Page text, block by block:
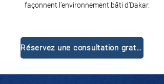
façonnent l’environnement bâti d’Dakar.
Réservez une consultation gratuite